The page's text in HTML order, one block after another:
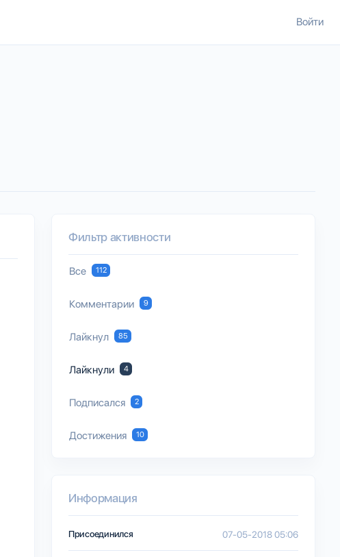
Войти
Фильтр активности
Все 112
Комментарии 9
Лайкнул 85
Лайкнули 4
Подписался 2
Достижения 10
Информация
Присоединился 07-05-2018 05:06